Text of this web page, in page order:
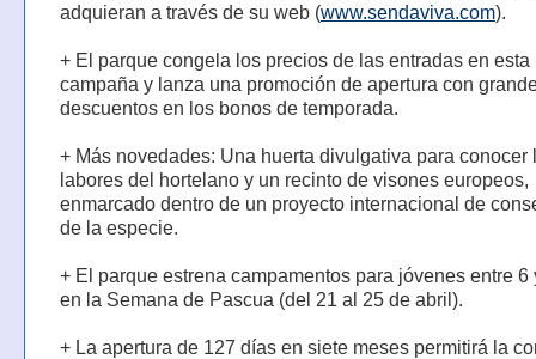
adquieran a través de su web (www.sendaviva.com).
+ El parque congela los precios de las entradas en esta
campaña y lanza una promoción de apertura con
descuentos en los bonos de temporada.
+ Más novedades: Una huerta divulgativa para conocer
labores del hortelano y un recinto de visones europeos,
enmarcado dentro de un proyecto internacional de
de la especie.
+ El parque estrena campamentos para jóvenes entre 6
en la Semana de Pascua (del 21 al 25 de abril).
+ La apertura de 127 días en siete meses permitirá la